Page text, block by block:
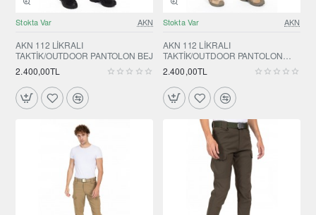
YENI ÜRÜN
Stokta Var AKN
AKN 112 LİKRALI
TAKTİK/OUTDOOR PANTOLON BEJ
2.400,00TL
YENI ÜRÜN
Stokta Var AKN
AKN 112 LİKRALI
TAKTİK/OUTDOOR PANTOLON
SİYAH
2.400,00TL